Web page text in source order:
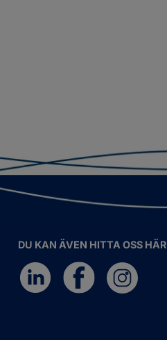
DU KAN ÄVEN HITTA OSS HÄR